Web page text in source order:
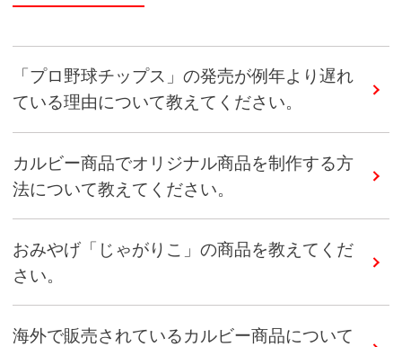
「プロ野球チップス」の発売が例年より遅れ
ている理由について教えてください。
カルビー商品でオリジナル商品を制作する方
法について教えてください。
おみやげ「じゃがりこ」の商品を教えてくだ
さい。
海外で販売されているカルビー商品について